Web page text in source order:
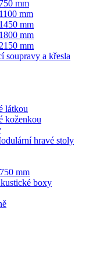
mm
mm
mm
mm
mm
soupravy a křesla
látkou
koženkou
hravé stoly
mm
boxy